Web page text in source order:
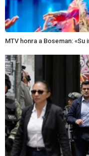
MTV honra a Boseman: